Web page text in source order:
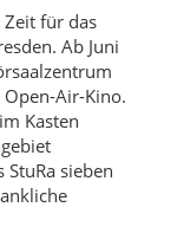
Zeit für das
Ab Juni
Air-Kino.
Kasten
sieben